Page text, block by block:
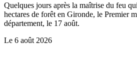
Quelques jours après la maîtrise du feu
hectares de forêt en Gironde, le Premier
département, le 17 août.
Le 6 août 2026